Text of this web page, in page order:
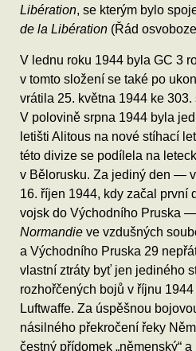
Libération, se kterým bylo
de la Libération (Řád
V lednu roku 1944 byla GC 3
v tomto složení se také po
vrátila 25. května 1944 ke
V polovině srpna 1944 byla
letišti Alitous na nové stíhací
této divize se podílela na
v Bělorusku. Za jediný den —
16. říjen 1944, kdy začal první
vojsk do Východního Pruska
Normandie ve vzdušných
a Východního Pruska 29
vlastní ztráty byť jen jediného
rozhořčených bojů v říjnu
Luftwaffe. Za úspěšnou
násilného překročení řeky
čestný přídomek „němenský“